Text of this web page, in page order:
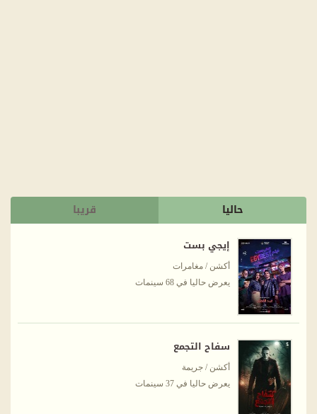
حاليا قريبا
إيجي بست
أكشن / مغامرات
يعرض حاليا في 68 سينمات
سفاح التجمع
أكشن / جريمة
يعرض حاليا في 37 سينمات